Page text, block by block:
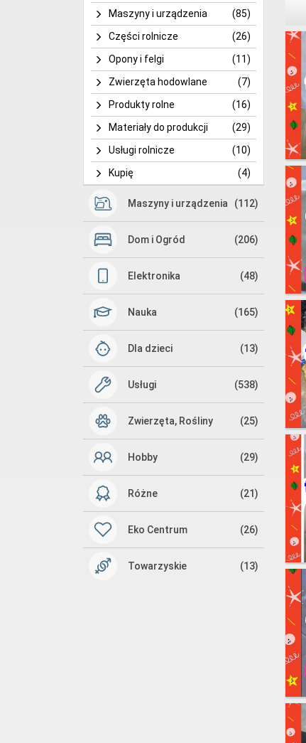
Maszyny i urządzenia
(85)
Części rolnicze
(26)
Opony i felgi
(11)
Zwierzęta hodowlane
(7)
Produkty rolne
(16)
Materiały do produkcji
(29)
Usługi rolnicze
(10)
Kupię
(4)
Maszyny i urządzenia (112)
Dom i Ogród (206)
Elektronika (48)
Nauka (165)
Dla dzieci (13)
Usługi (538)
Zwierzęta, Rośliny (25)
Hobby (29)
Różne (21)
Eko Centrum (26)
Towarzyskie (13)